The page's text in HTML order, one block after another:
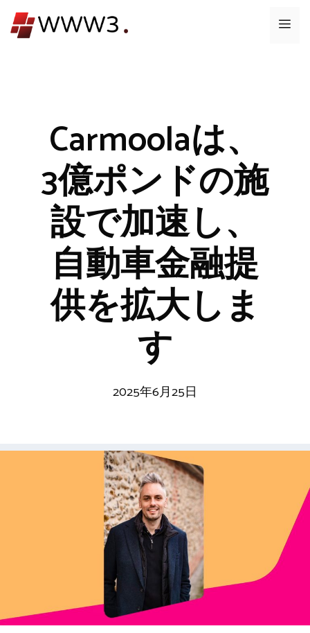
ン
メ
Carmoolaは、
3億ポンドの施
設で加速し、
自動車金融提
供を拡大しま
す
2025年6月25日